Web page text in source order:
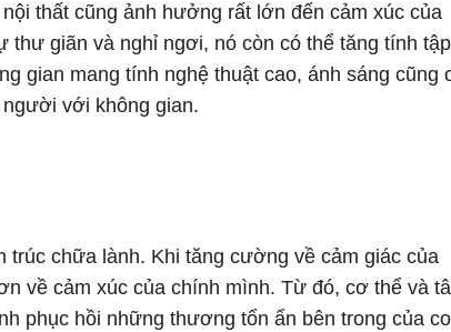
thất cũng ảnh hưởng rất lớn đến cảm xúc của
thư giãn và nghỉ ngơi, nó còn có thể tăng tính tập
gian mang tính nghệ thuật cao, ánh sáng cũng
với không gian.
trúc chữa lành. Khi tăng cường về cảm giác của
về cảm xúc của chính mình. Từ đó, cơ thể và
phục hồi những thương tổn ẩn bên trong của